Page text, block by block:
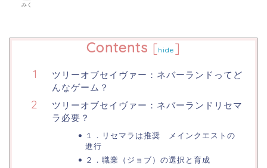
みく
Contents [hide ]
ツリーオブセイヴァー：ネバーランドってど
んなゲーム？
ツリーオブセイヴァー：ネバーランドリセマ
ラ必要？
１．リセマラは推奨 メインクエストの
進行
２．職業（ジョブ）の選択と育成